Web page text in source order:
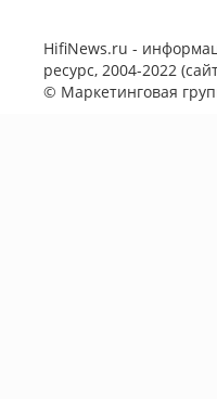
HifiNews.ru -
ресурс, 2004-2022
© Маркетинговая